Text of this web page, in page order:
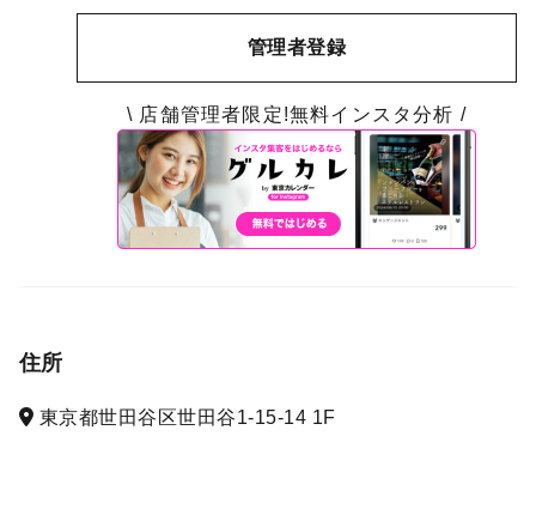
管理者登録
\ 店舗管理者限定!無料インスタ分析 /
住所
東京都世田谷区世田谷1-15-14 1F